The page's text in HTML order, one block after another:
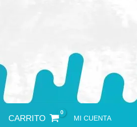
CARRITO MI CUENTA